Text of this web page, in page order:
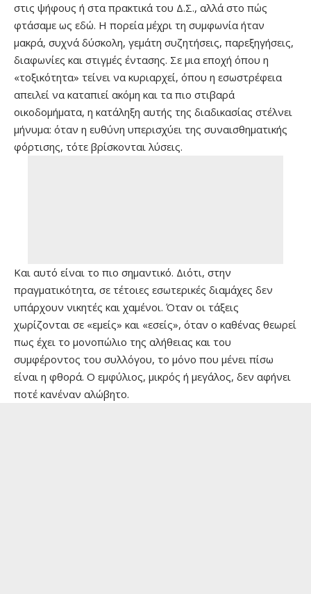
στις ψήφους ή στα πρακτικά του Δ.Σ., αλλά στο πώς
φτάσαμε ως εδώ. Η πορεία μέχρι τη συμφωνία ήταν
μακρά, συχνά δύσκολη, γεμάτη συζητήσεις, παρεξηγήσεις,
διαφωνίες και στιγμές έντασης. Σε μια εποχή όπου η
«τοξικότητα» τείνει να κυριαρχεί, όπου η εσωστρέφεια
απειλεί να καταπιεί ακόμη και τα πιο στιβαρά
οικοδομήματα, η κατάληξη αυτής της διαδικασίας στέλνει
μήνυμα: όταν η ευθύνη υπερισχύει της συναισθηματικής
φόρτισης, τότε βρίσκονται λύσεις.
Και αυτό είναι το πιο σημαντικό. Διότι, στην
πραγματικότητα, σε τέτοιες εσωτερικές διαμάχες δεν
υπάρχουν νικητές και χαμένοι. Όταν οι τάξεις
χωρίζονται σε «εμείς» και «εσείς», όταν ο καθένας θεωρεί
πως έχει το μονοπώλιο της αλήθειας και του
συμφέροντος του συλλόγου, το μόνο που μένει πίσω
είναι η φθορά. Ο εμφύλιος, μικρός ή μεγάλος, δεν αφήνει
ποτέ κανέναν αλώβητο.